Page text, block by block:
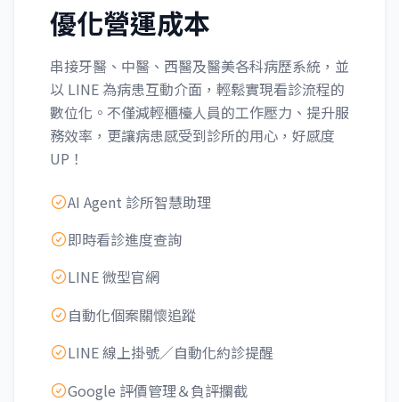
優化營運成本
串接牙醫、中醫、西醫及醫美各科病歷系統，並
以 LINE 為病患互動介面，輕鬆實現看診流程的
數位化。不僅減輕櫃檯人員的工作壓力、提升服
務效率，更讓病患感受到診所的用心，好感度
UP！
AI Agent 診所智慧助理
即時看診進度查詢
LINE 微型官網
自動化個案關懷追蹤
LINE 線上掛號／自動化約診提醒
Google 評價管理＆負評攔截